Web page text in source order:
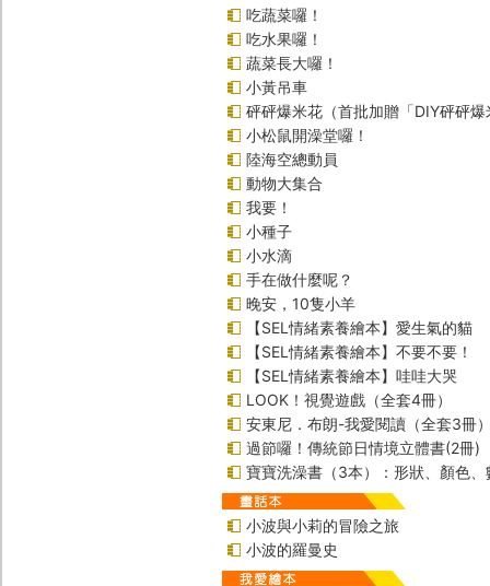
吃蔬菜囉！
吃水果囉！
蔬菜長大囉！
小黃吊車
砰砰爆米花（首批加贈「DIY砰砰
小松鼠開澡堂囉！
陸海空總動員
動物大集合
我要！
小種子
小水滴
手在做什麼呢？
晚安，10隻小羊
【SEL情緒素養繪本】愛生氣的貓
【SEL情緒素養繪本】不要不要！
【SEL情緒素養繪本】哇哇大哭
LOOK！視覺遊戲（全套4冊）
安東尼．布朗-我愛閱讀（全套3冊
過節囉！傳統節日情境立體書(2冊)
寶寶洗澡書（3本）：形狀、顏色、
小波與小莉的冒險之旅
小波的羅曼史